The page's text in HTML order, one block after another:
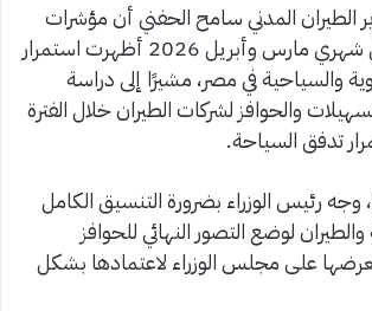
الطيران المدني سامح الحفني أن مؤشرات
حركة الطيران خلال شهري مارس وأبريل 2026 أظهرت استمرار
والسياحية في مصر، مشيرًا إلى دراسة
والحوافز لشركات الطيران خلال الفترة
تدفق السياحة.
وجه رئيس الوزراء بضرورة التنسيق الكامل
لوضع التصور النهائي للحوافز
على مجلس الوزراء لاعتمادها بشكل